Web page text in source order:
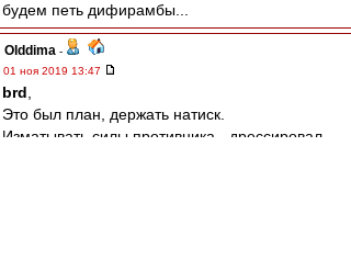
будем петь дифирамбы...
Olddima -
01 ноя 2019 13:47
brd
Это был план, держать натиск.
Изматывать силы противника - дрессировал